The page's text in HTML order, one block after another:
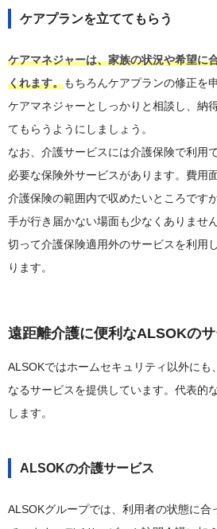
ケアプランを立ててもらう
ケアマネジャーは、家族の状況や希望に
くれます。もちろんケアプランの修正を
ケアマネジャーとしっかりと相談し、納
てもらうようにしましょう。
なお、介護サービスには介護保険で利用
必要な保険外サービスがあります。費用
介護保険の範囲内で収めたいところです
手が行き届かない場面も少なくありませ
切って介護保険適用外のサービスを利用
ります。
遠距離介護に便利なALSOKの
ALSOKではホームセキュリティ以外にも
なるサービスを提供しています。代表的
します。
ALSOKの介護サービス
ALSOKグループでは、利用者の状態に合